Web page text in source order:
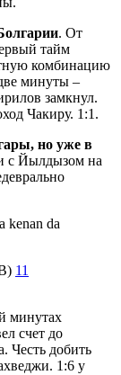
. От
тайм
комбинацию
минуты –
замкнул.
Чакиру. 1:1.
но уже в
с Йылдызом на
kenan da
11
минутах
счет до
Честь добить
1:6 у